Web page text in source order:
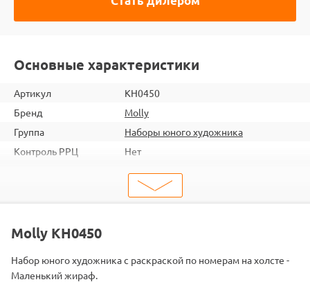
Основные характеристики
Артикул
KH0450
Бренд
Molly
Группа
Наборы юного художника
Контроль РРЦ
Нет
60
4660011880778
Тема
Цвет
11 цветов
Molly KH0450
Набор юного художника с раскраской по номерам на холсте -
Маленький жираф.